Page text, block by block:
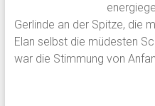
Gerlinde an der Spitze, die
Elan selbst die müdesten
war die Stimmung von